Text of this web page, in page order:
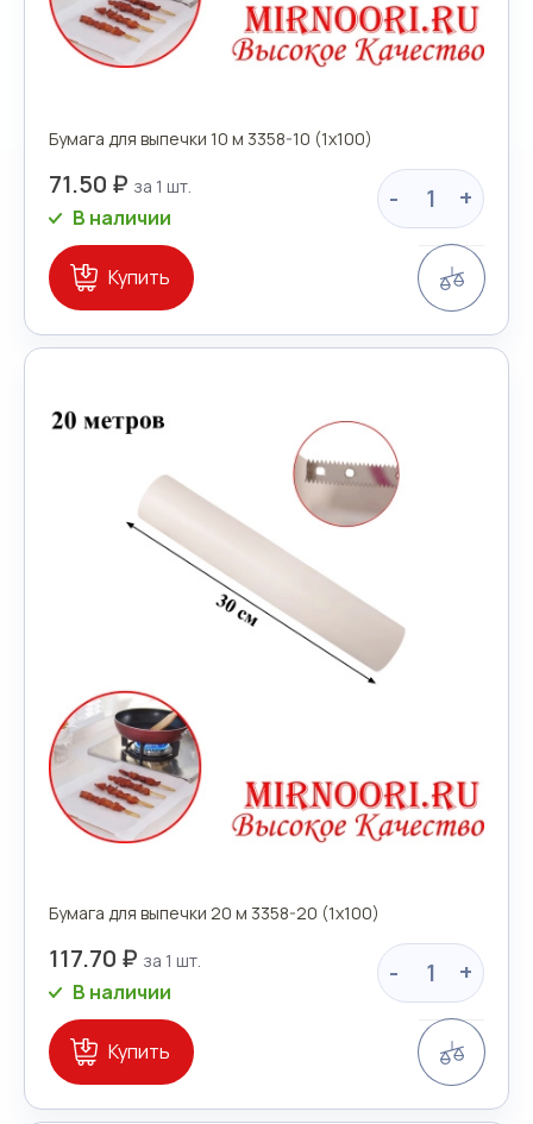
Бумага для выпечки 10 м 3358-10 (1х100)
71.50 ₽ - +
В наличии
Купить
Бумага для выпечки 20 м 3358-20 (1х100)
117.70 ₽ - +
В наличии
Купить